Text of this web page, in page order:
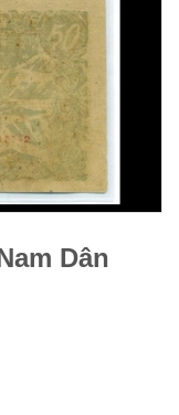
Dân